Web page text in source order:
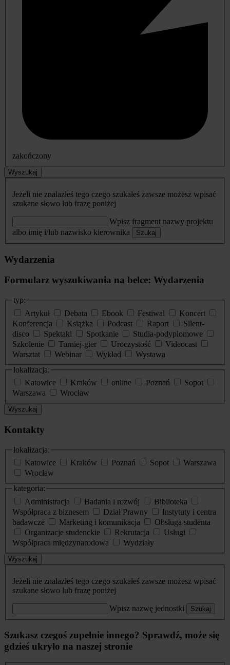
zakończony
Wyszukaj
Jeżeli nie znalazłeś tego czego szukałeś zawsze możesz wpisać
szukane słowo lub frazę poniżej
Wpisz fragment nazwy projektu
albo imię i/lub nazwisko kierownika
Szukaj
Wydarzenia
Formularz wyszukiwania na belce: Wydarzenia
typ:
Artykuł
Debata Ebook Festiwal
Koncert
Konferencja
Książka Podcast Raport
Silent-
disco
Spektakl Spotkanie
Studia-podyplomowe
Szkolenie
Turniej-gier Uroczystość
Videocast
Warsztat
Webinar Wykład
Wystawa
lokalizacja:
Katowice
Kraków online Poznań
Sopot
Warszawa
Wrocław
Wyszukaj
Kontakty
lokalizacja:
Katowice
Kraków Poznań Sopot
Warszawa
Wrocław
kategoria:
Administracja
Badania i rozwój
Biblioteka
Współpraca z biznesem
Dział Prawny
Instytuty i centra
badawcze
Marketing i komunikacja
Obsługa studenta
Organizacje studenckie
Rekrutacja
Usługi
Współpraca międzynarodowa
Wydziały
Wyszukaj
Jeżeli nie znalazłeś tego czego szukałeś zawsze możesz wpisać
szukane słowo lub frazę poniżej
Wpisz nazwę jednostki Szukaj
Szukasz czegoś zupełnie innego? Sprawdź, może się
gdzieś ukryło na naszej stronie